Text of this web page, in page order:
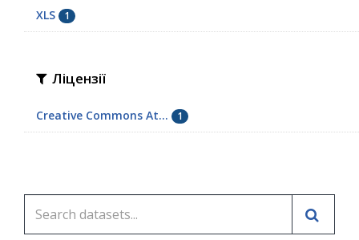
XLS 1
Ліцензії
Creative Commons At... 1